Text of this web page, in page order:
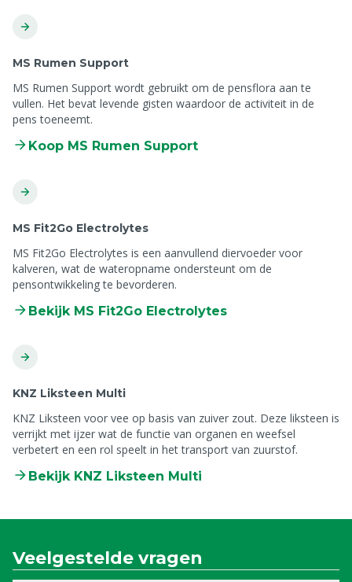
MS Rumen Support
MS Rumen Support wordt gebruikt om de pensflora aan te
vullen. Het bevat levende gisten waardoor de activiteit in de
pens toeneemt.
Koop MS Rumen Support
MS Fit2Go Electrolytes
MS Fit2Go Electrolytes is een aanvullend diervoeder voor
kalveren, wat de wateropname ondersteunt om de
pensontwikkeling te bevorderen.
Bekijk MS Fit2Go Electrolytes
KNZ Liksteen Multi
KNZ Liksteen voor vee op basis van zuiver zout. Deze liksteen is
verrijkt met ijzer wat de functie van organen en weefsel
verbetert en een rol speelt in het transport van zuurstof.
Bekijk KNZ Liksteen Multi
Veelgestelde vragen